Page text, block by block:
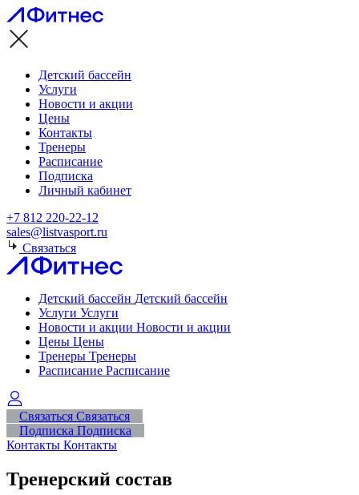
Детский бассейн
Услуги
Новости и акции
Цены
Контакты
Тренеры
Расписание
Подписка
Личный кабинет
+7 812 220-22-12
sales@listvasport.ru
Связаться
Детский бассейн Детский бассейн
Услуги Услуги
Новости и акции Новости и акции
Цены Цены
Тренеры Тренеры
Расписание Расписание
Связаться Связаться
Подписка Подписка
Контакты Контакты
Тренерский состав